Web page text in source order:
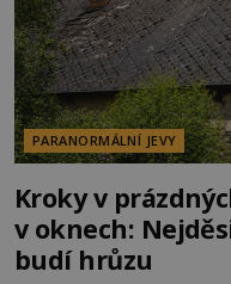
PARANORMÁLNÍ JEVY
Kroky v
v oknech:
budí hrůzu